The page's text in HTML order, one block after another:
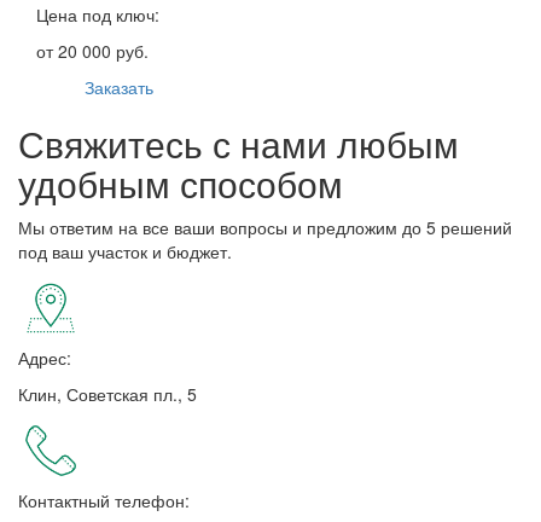
Цена под ключ:
от 20 000 руб.
Заказать
Свяжитесь с нами любым
удобным способом
Мы ответим на все ваши вопросы и предложим до 5 решений
под ваш участок и бюджет.
Адрес:
Клин, Советская пл., 5
Контактный телефон: